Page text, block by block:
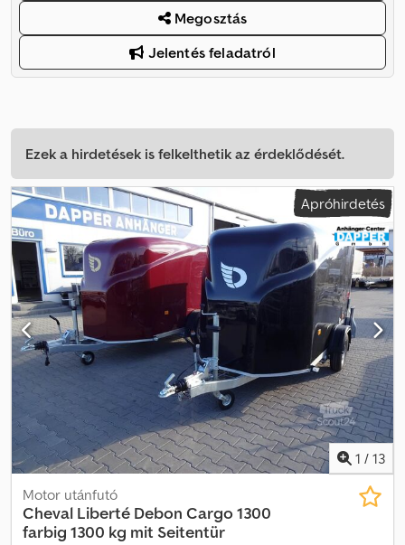
Megosztás
Jelentés feladatról
Ezek a hirdetések is felkelthetik az érdeklődését.
Apróhirdetés
1 / 13
Motor utánfutó
Cheval Liberté Debon Cargo 1300
farbig 1300 kg mit Seitentür